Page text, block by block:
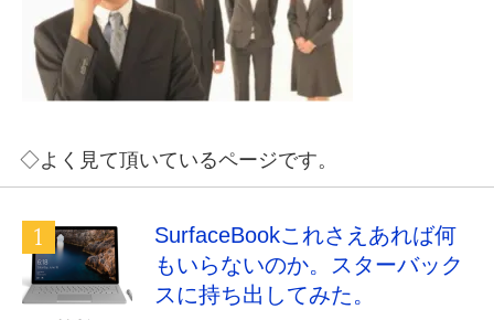
◇よく見て頂いているページです。
SurfaceBookこれさえあれば何
もいらないのか。スターバック
スに持ち出してみた。